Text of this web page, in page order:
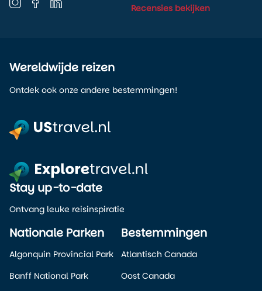
Recensies bekijken
Wereldwijde reizen
Ontdek ook onze andere bestemmingen!
Nationale Parken
Algonquin Provincial Park
Banff National Park
Bestemmingen
Atlantisch Canada
Oost Canada
Stay up-to-date
Ontvang leuke reisinspiratie